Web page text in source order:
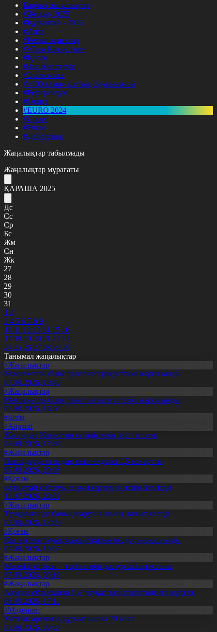
Барлық жаңалықтар
#Жолдау 2025
#Құрылтай - 2026
#Апта
#Ресми оқиғалар
#«Таза Қазақстан»
#Қоғам
#Заң мен тәртіп
#Экономика
#«100 кітап» ұлттық сауалнамасы
#Референдум
#Оқиға
#EURO 2024
#Спорт
#Әлем
#Денсаулық
Жаңалықтар табылмады
Жаңалықтар мұрағаты
ҚАРАША 2025
Дс
Сс
Ср
Бс
Жм
Сн
Жк
27
28
29
30
31
1 2
3 4 5 6 7 8 9
10 11 12 13 14 15 16
17 18 19 20 21 22 23
24 25 26 27 28 29 30
Танымал жаңалықтар
#Жаңалықтар
Мемлекеттік білім грант иегерлері тізімі жарияланды
07.08.2026, 19:46
#Жаңалықтар
Мемлекеттік білім грант иегерлері тізімі жарияланды
07.08.2026, 16:50
#Білім
#Aqparat
Жапондар Қазақстан өсімдіктерін зерттеп жүр
04.08.2026, 17:30
#Жаңалықтар
Павлодарда отандық өнім өндірісі 1,5 есе артты
05.08.2026, 20:06
#Қоғам
Құрылтай сайлауына үміткерлердің тізімі бекітілді
13.07.2026, 20:03
#Жаңалықтар
Түпқарағанда балық шаруашылығы дамып келеді
07.08.2026, 17:09
#Қоғам
Құс еті мен тауық жұмыртқасын өндіру қарқын алды
07.08.2026, 10:05
#Жаңалықтар
Мерейлі отбасы – тәрбие мен дәстүр сабақтастығы
07.08.2026, 20:19
#Жаңалықтар
Ақмола облысында 157 науқас трансплантацияға мұқтаж
06.08.2026, 17:11
#Мәдениет
Ұлттық архивтің құрылғанына 20 жыл
05.08.2026, 20:03